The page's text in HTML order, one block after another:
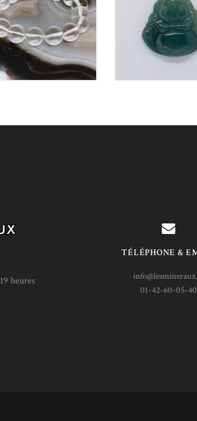
30 €
40€
heures
TÉLÉPHONE &
01-42-60-05-40